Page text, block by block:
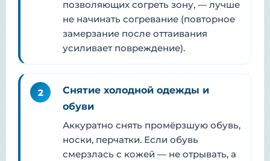
позволяющих согреть зону, — лучше
не начинать согревание (повторное
замерзание после оттаивания
усиливает повреждение).
2
Снятие холодной одежды и
обуви
Аккуратно снять промёрзшую обувь,
носки, перчатки. Если обувь
смерзлась с кожей — не отрывать, а